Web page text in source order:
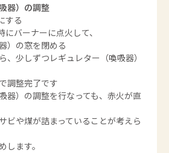
器）の調整
する
バーナーに点火して、
）の窓を閉める
、少しずつレギュレター（喚吸器）
調整完了です
器）の調整を行なっても、赤火が直
ビや煤が詰まっていることが考えら
します。